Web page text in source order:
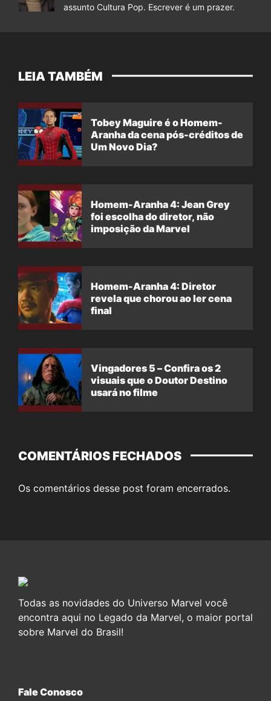
assunto Cultura Pop. Escrever é um prazer.
LEIA TAMBÉM
Tobey Maguire é o Homem-
Aranha da cena pós-créditos de
Um Novo Dia?
Homem-Aranha 4: Jean Grey
foi escolha do diretor, não
imposição da Marvel
Homem-Aranha 4: Diretor
revela que chorou ao ler cena
final
Vingadores 5 – Confira os 2
visuais que o Doutor Destino
usará no filme
COMENTÁRIOS FECHADOS
Os comentários desse post foram encerrados.
Todas as novidades do Universo Marvel você
encontra aqui no Legado da Marvel, o maior portal
sobre Marvel do Brasil!
Fale Conosco